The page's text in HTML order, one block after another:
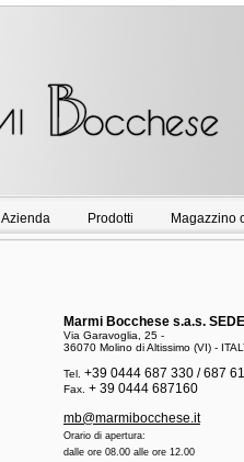
Azienda Prodotti Magazzino
Marmi Bocchese s.a.s. SEDE
Via Garavoglia, 25 -
36070 Molino di Altissimo (VI) -
Tel. +39 0444 687 330 / 687
Fax. + 39 0444 687160
mb@marmibocchese.it
Orario di apertura:
dalle ore 08.00 alle ore 12.00